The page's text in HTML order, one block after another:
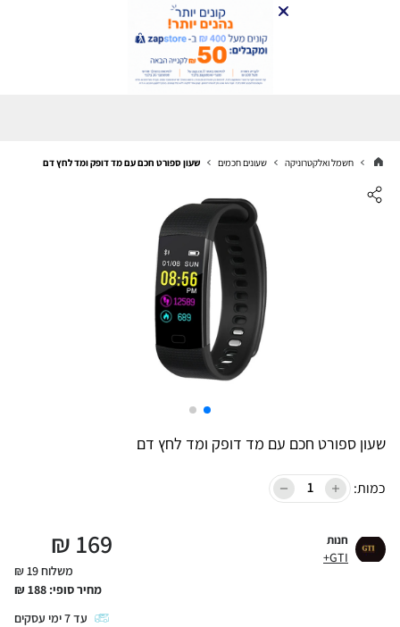
חשמל ואלקטרוניקה שעונים חכמים שעון ספורט חכם עם מד דופק ומד לחץ דם
שעון ספורט חכם עם מד דופק ומד לחץ דם
כמות:
חנות
GTI+
169
₪
משלוח 19 ₪
מחיר סופי: 188
₪
עד7ימי עסקים